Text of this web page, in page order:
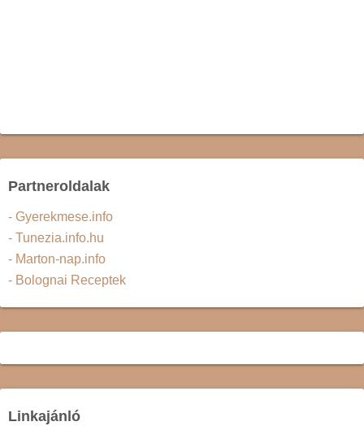
Partneroldalak
- Gyerekmese.info
- Tunezia.info.hu
- Marton-nap.info
- Bolognai Receptek
Linkajánló